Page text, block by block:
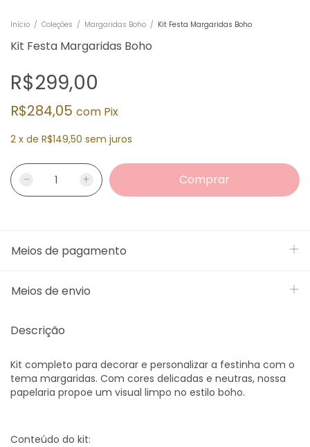
Início / Coleções / Margaridas Boho / Kit Festa Margaridas Boho
Kit Festa Margaridas Boho
R$299,00
R$284,05 com Pix
2 x de R$149,50 sem juros
Meios de pagamento
Meios de envio
Descrição
Kit completo para decorar e personalizar a festinha com o
tema margaridas. Com cores delicadas e neutras, nossa
papelaria propoe um visual limpo no estilo boho.
Conteúdo do kit: